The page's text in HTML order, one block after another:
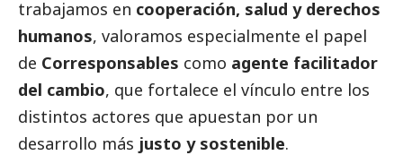
trabajamos en cooperación, salud y derechos
humanos, valoramos especialmente el papel
de Corresponsables como agente facilitador
del cambio, que fortalece el vínculo entre los
distintos actores que apuestan por un
desarrollo más justo y sostenible.